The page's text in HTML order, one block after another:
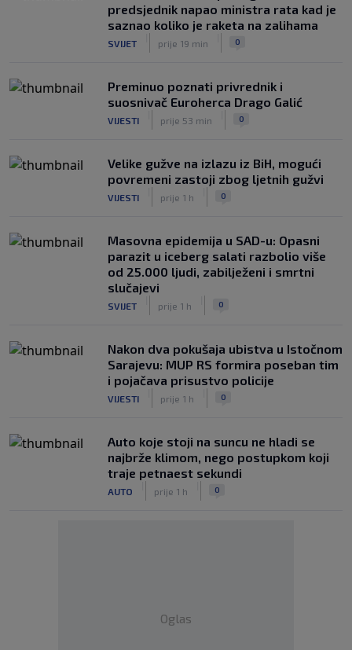
predsjednik napao ministra rata kad je
saznao koliko je raketa na zalihama
SVIJET prije 19 min 0
Preminuo poznati privrednik i
suosnivač Euroherca Drago Galić
VIJESTI prije 53 min 0
Velike gužve na izlazu iz BiH, mogući
povremeni zastoji zbog ljetnih gužvi
VIJESTI prije 1 h 0
Masovna epidemija u SAD-u: Opasni
parazit u iceberg salati razbolio više
od 25.000 ljudi, zabilježeni i smrtni
slučajevi
SVIJET prije 1 h 0
Nakon dva pokušaja ubistva u Istočnom
Sarajevu: MUP RS formira poseban tim
i pojačava prisustvo policije
VIJESTI prije 1 h 0
Auto koje stoji na suncu ne hladi se
najbrže klimom, nego postupkom koji
traje petnaest sekundi
AUTO prije 1 h 0
Oglas